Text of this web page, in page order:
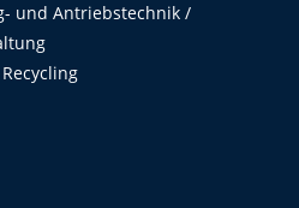
und Antriebstechnik /